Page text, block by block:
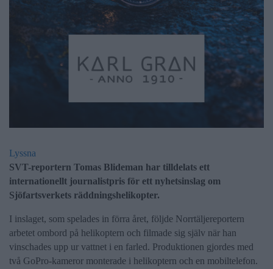
Lyssna
SVT-reportern Tomas Blideman har tilldelats ett
internationellt journalistpris för ett nyhetsinslag om
Sjöfartsverkets räddningshelikopter.
I inslaget, som spelades in förra året, följde Norrtäljereportern
arbetet ombord på helikoptern och filmade sig själv när han
vinschades upp ur vattnet i en farled. Produktionen gjordes med
två GoPro-kameror monterade i helikoptern och en mobiltelefon.